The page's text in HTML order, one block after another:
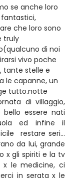
se anche loro
fantastici,
che loro sono
truly
di noi
vivo poche
tante stelle e
le capanne, un
tutto.notte
di villaggio,
essere nati
ed infine il
restare seri…
da lui, grande
x gli spiriti e la tv
x le medicine, ci
in serata x le